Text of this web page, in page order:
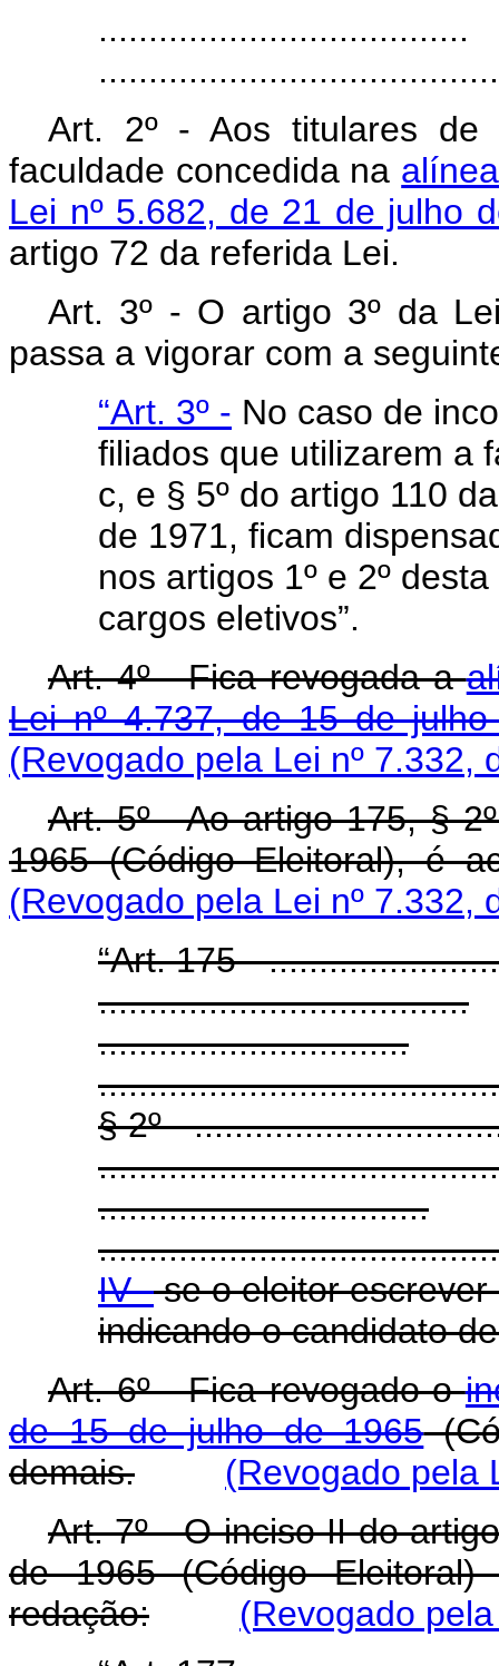
.....................................
Art. 2º - Aos titulares de
faculdade concedida na
Lei nº 5.682, de 21 de julho
artigo 72 da referida Lei.
Art. 3º - O artigo 3º da
passa a vigorar com a
“Art. 3º - No caso de
filiados que utilizarem a
c, e § 5º do artigo 110
de 1971, ficam
nos artigos 1º e 2º
cargos eletivos”.
Art. 4º - Fica revogada a
Lei nº 4.737, de 15 de
(Revogado pela Lei nº 7.332,
Art. 5º - Ao artigo 175, §
1965 (Código Eleitoral), é
(Revogado pela Lei nº 7.332,
“Art. 175 -
.....................................
...............................
§ 2º -
.................................
IV -se o eleitor escrever
indicando o candidato
Art. 6º - Fica revogado o
de 15 de julho de 1965
demais.
(Revogado pela
Art. 7º - O inciso II do
de 1965 (Código
redação:
(Revogado